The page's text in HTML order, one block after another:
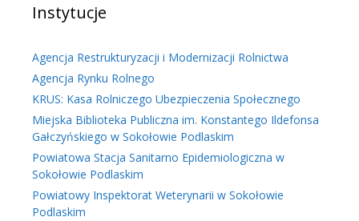
Instytucje
Agencja Restrukturyzacji i Modernizacji Rolnictwa
Agencja Rynku Rolnego
KRUS: Kasa Rolniczego Ubezpieczenia Społecznego
Miejska Biblioteka Publiczna im. Konstantego Ildefonsa
Gałczyńskiego w Sokołowie Podlaskim
Powiatowa Stacja Sanitarno Epidemiologiczna w
Sokołowie Podlaskim
Powiatowy Inspektorat Weterynarii w Sokołowie
Podlaskim